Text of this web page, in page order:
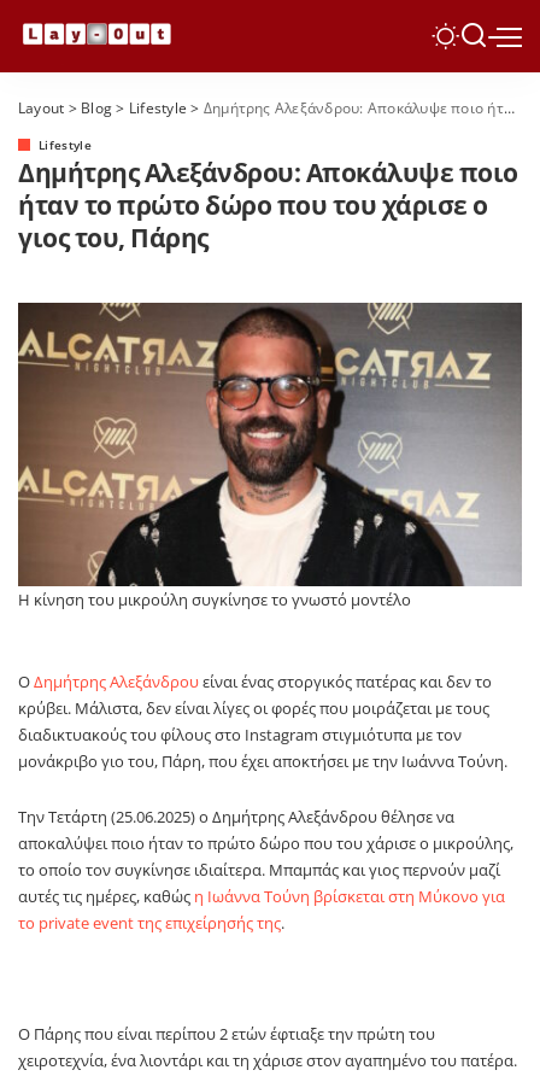
Layout > Blog> Lifestyle > Δημήτρης Αλεξάνδρου: Αποκάλυψε ποιο ήταν το πρώτο δώρο που του χάρισε ο γιος του, Πάρης
Lifestyle
Δημήτρης Αλεξάνδρου: Αποκάλυψε ποιο
ήταν το πρώτο δώρο που του χάρισε ο
γιος του, Πάρης
Η κίνηση του μικρούλη συγκίνησε το γνωστό μοντέλο
ΟΔημήτρης Αλεξάνδρουείναι ένας στοργικός πατέρας και δεν το
κρύβει. Μάλιστα, δεν είναι λίγες οι φορές που μοιράζεται με τους
διαδικτυακούς του φίλους στο Instagram στιγμιότυπα με τον
μονάκριβο γιο του, Πάρη, που έχει αποκτήσει με την Ιωάννα Τούνη.
Την Τετάρτη (25.06.2025) ο Δημήτρης Αλεξάνδρου θέλησε να
αποκαλύψει ποιο ήταν το πρώτο δώρο που του χάρισε ο μικρούλης,
το οποίο τον συγκίνησε ιδιαίτερα. Μπαμπάς και γιος περνούν μαζί
αυτές τις ημέρες, καθώς η Ιωάννα Τούνη βρίσκεται στη Μύκονο για
το private event της επιχείρησής της.
Ο Πάρης που είναι περίπου 2 ετών έφτιαξε την πρώτη του
χειροτεχνία, ένα λιοντάρι και τη χάρισε στον αγαπημένο του πατέρα.